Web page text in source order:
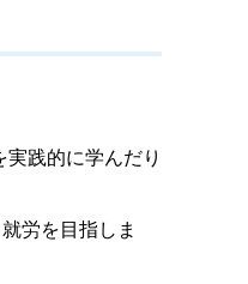
践的に学んだり
労を目指しま